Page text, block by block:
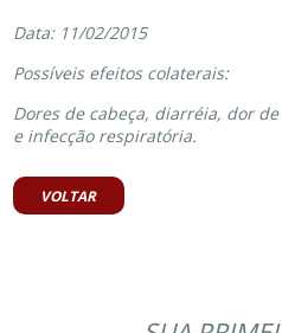
Data: 11/02/2015
Possíveis efeitos colaterais:
Dores de cabeça, diarréia, dor
e infecção respiratória.
VOLTAR